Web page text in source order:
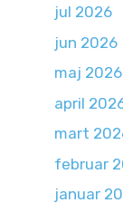
jul 2026
jun 2026
maj 2026
april
mart
februar
januar